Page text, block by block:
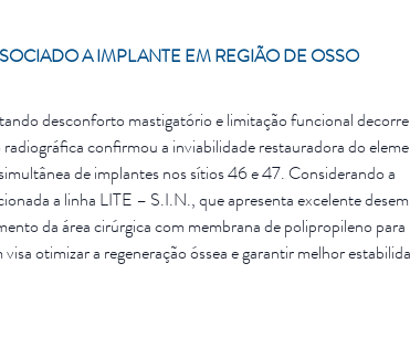
A IMPLANTE EM REGIÃO DE OSSO
desconforto mastigatório e limitação funcional
confirmou a inviabilidade restauradora do
de implantes nos sítios 46 e 47. Considerando a
a linha LITE – S.I.N., que apresenta excelente
da área cirúrgica com membrana de polipropileno para
otimizar a regeneração óssea e garantir melhor